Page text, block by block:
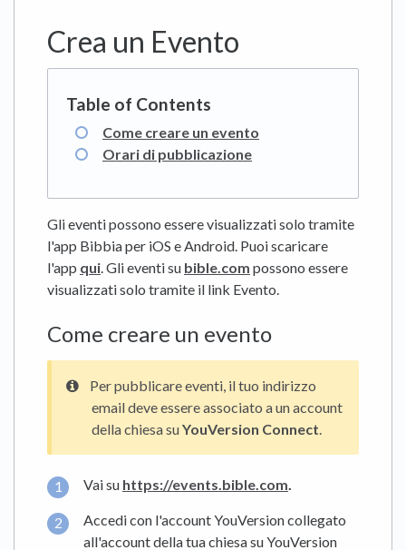
Crea un Evento
Come creare un evento
Orari di pubblicazione
Gli eventi possono essere visualizzati solo tramite
l'app Bibbia per iOS e Android. Puoi scaricare
l'app qui. Gli eventi su bible.com possono essere
visualizzati solo tramite il link Evento.
Come creare un evento
Per pubblicare eventi, il tuo indirizzo
email deve essere associato a un account
della chiesa suYouVersion Connect.
Vai su https://events.bible.com.
Accedi con l'account YouVersion collegato
all'account della tua chiesa su YouVersion